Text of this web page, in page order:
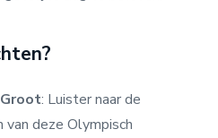
: Luister naar de
deze Olympisch